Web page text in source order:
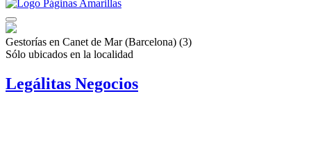
Gestorías en Canet de Mar (Barcelona) (3)
Sólo ubicados en la localidad
Legálitas Negocios